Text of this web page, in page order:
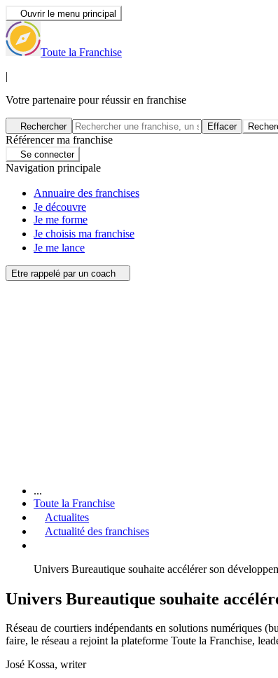
Ouvrir le menu principal
Toute la Franchise
|
Votre partenaire pour réussir en franchise
Rechercher Effacer
Référencer ma franchise
Se connecter
Navigation principale
Annuaire des franchises
Je découvre
Je me forme
Je choisis ma franchise
Je me lance
Etre rappelé par un coach
...
Toute la Franchise
Actualites
Actualité des franchises
Univers Bureautique souhaite accélérer son
Univers Bureautique souhaite
Réseau de courtiers indépendants en solutions numériques
faire, le réseau a rejoint la plateforme Toute la Franchise,
José Kossa, writer